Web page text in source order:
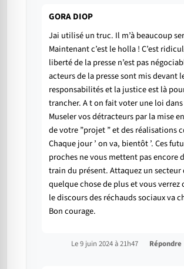
GORA DIOP
Jai utilisé un truc. Il m’à beaucoup
Maintenant c’est le holla ! C’est
liberté de la presse n’est pas
acteurs de la presse sont mis devant
responsabilités et la justice est là
trancher. A t on fait voter une loi dans
Museler vos détracteurs par la mise
de votre ”projet ” et des réalisations
Chaque jour ’ on va, bientôt ’. Ces
proches ne vous mettent pas encore
train du présent. Attaquez un secteur
quelque chose de plus et vous verrez
le discours des réchauds sociaux va
Bon courage.
Le 9 juin 2024 à 21h47 Répondre